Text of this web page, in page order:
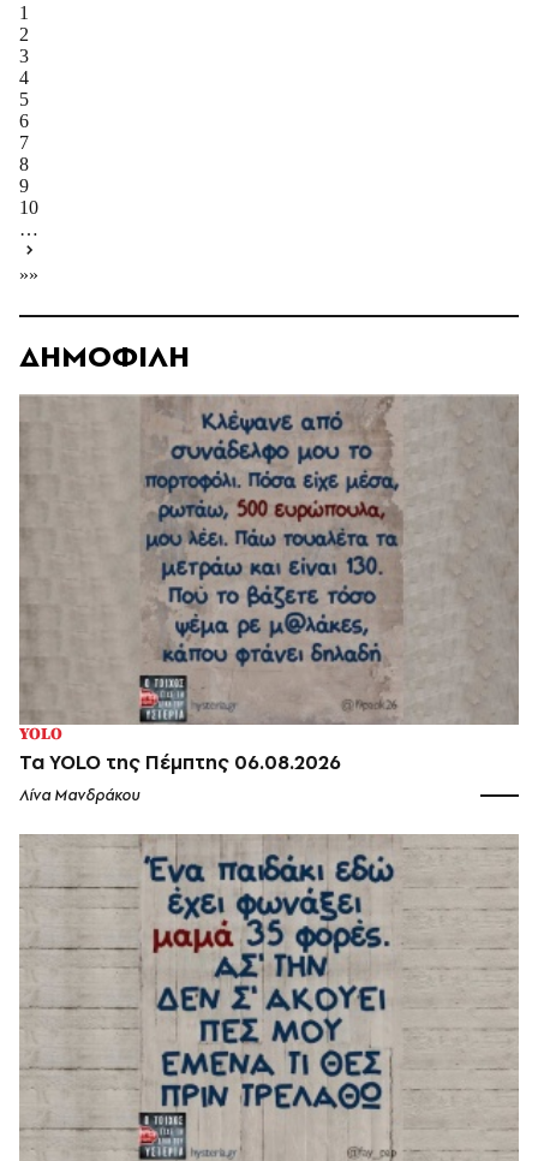
1
2
3
4
5
6
7
8
9
10
…
»»
ΔΗΜΟΦΙΛΗ
YOLO
Τα YOLO της Πέμπτης 06.08.2026
Λίνα Μανδράκου